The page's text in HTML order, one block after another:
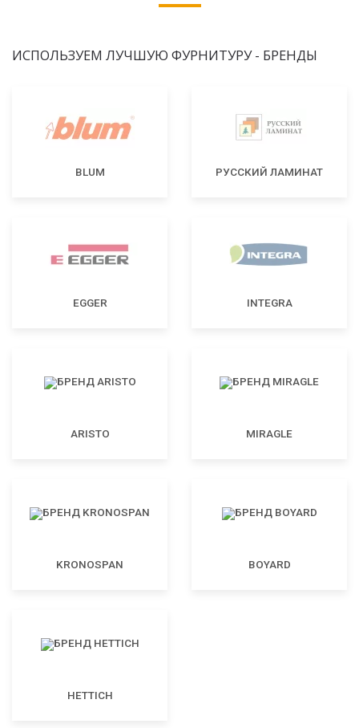
ИСПОЛЬЗУЕМ ЛУЧШУЮ ФУРНИТУРУ - БРЕНДЫ
BLUM РУССКИЙ ЛАМИНАТ
EGGER INTEGRA
ARISTO MIRAGLE
KRONOSPAN BOYARD
HETTICH